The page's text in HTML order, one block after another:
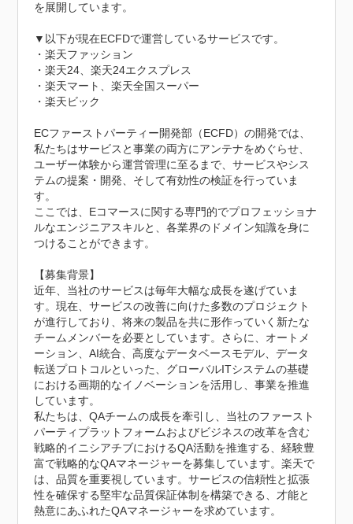
を展開しています。
▼以下が現在ECFDで運営しているサービスです。
・楽天ファッション
・楽天24、楽天24エクスプレス
・楽天マート、楽天全国スーパー
・楽天ビック
ECファーストパーティー開発部（ECFD）の開発では、
私たちはサービスと事業の両方にアンテナをめぐらせ、
ユーザー体験から運営管理に至るまで、サービスやシス
テムの提案・開発、そして有効性の検証を行っていま
す。
ここでは、Eコマースに関する専門的でプロフェッショナ
ルなエンジニアスキルと、各業界のドメイン知識を身に
つけることができます。
【募集背景】
近年、当社のサービスは毎年大幅な成長を遂げていま
す。現在、サービスの改善に向けた多数のプロジェクト
が進行しており、将来の製品を共に形作っていく新たな
チームメンバーを必要としています。さらに、オートメ
ーション、AI統合、高度なデータベースモデル、データ
転送プロトコルといった、グローバルITシステムの基礎
における画期的なイノベーションを活用し、事業を推進
しています。
私たちは、QAチームの成長を牽引し、当社のファースト
パーティプラットフォームおよびビジネスの改革を含む
戦略的イニシアチブにおけるQA活動を推進する、経験豊
富で戦略的なQAマネージャーを募集しています。楽天で
は、品質を重要視しています。サービスの信頼性と拡張
性を確保する堅牢な品質保証体制を構築できる、才能と
熱意にあふれたQAマネージャーを求めています。